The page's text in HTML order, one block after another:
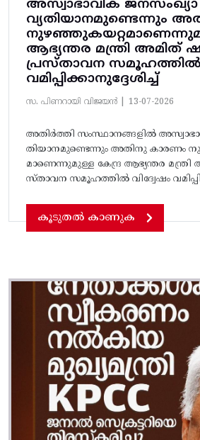
അസ്വാഭാവിക ജനസംഖ്യാ
വ്യതിയാനമുണ്ടെന്നും
ആഭ്യന്തര മന്ത്രി അമിത്
പ്രസ്താവന സമൂഹത്തിൽ
വമിപ്പിക്കാനുദ്ദേശിച്ച്
സ. പിണറായി വിജയൻ | 13-07-2026
അതിർത്തി സംസ്ഥാനങ്ങളിൽ
തിയാനമുണ്ടെന്നും അതിനു കാരണം
മാണെന്നുമുള്ള കേന്ദ്ര ആഭ്യന്തര
സ്താവന സമൂഹത്തിൽ വിദ്വേഷം
കൂടുതൽ കാണുക